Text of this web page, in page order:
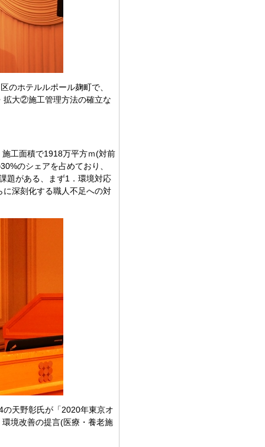
のホテルルポール麹町で、
拡大②施工管理方法の確立な
工面積で1918万平方ｍ(対前
のシェアを占めており、
題がある、まず1．環境対応
深刻化する職人不足への対
天野彰氏が「2020年東京オ
境改善の提言(医療・養老施